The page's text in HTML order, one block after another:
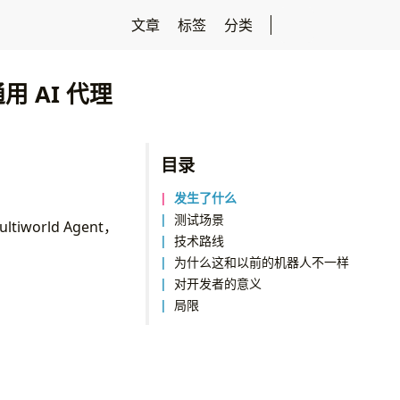
文章 标签 分类
目录
发生了什么
测试场景
技术路线
为什么这和以前的机器人不一样
对开发者的意义
局限
AI 代理
Agent，